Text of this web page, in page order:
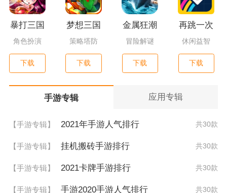
暴打三国
角色扮演
下载
梦想三国
策略塔防
下载
金属狂潮
冒险解谜
下载
再跳一次
休闲益智
下载
手游专辑 应用专辑
【手游专辑】 2021年手游人气排行 共30款
【手游专辑】 挂机搬砖手游排行 共30款
【手游专辑】 2021卡牌手游排行 共30款
【手游专辑】 手游2020手游人气排行 共30款